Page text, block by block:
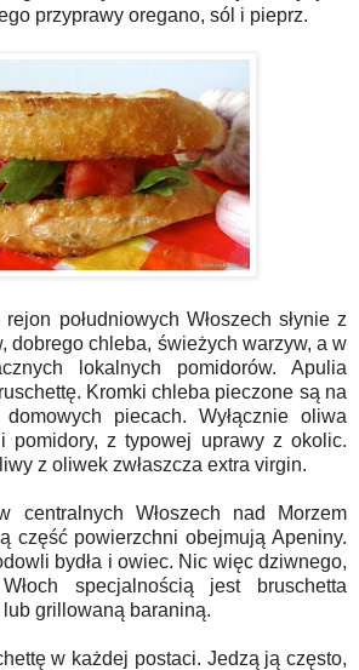
przyprawy oregano, sól i pieprz.
rejon południowych Włoszech słynie z
dobrego chleba, świeżych warzyw, a w
lokalnych pomidorów. Apulia
Kromki chleba pieczone są na
piecach. Wyłącznie oliwa
pomidory, z typowej uprawy z okolic.
z oliwek zwłaszcza extra virgin.
centralnych Włoszech nad Morzem
część powierzchni obejmują Apeniny.
bydła i owiec. Nic więc dziwnego,
specjalnością jest bruschetta
grillowaną baraniną.
w każdej postaci. Jedzą ją często,